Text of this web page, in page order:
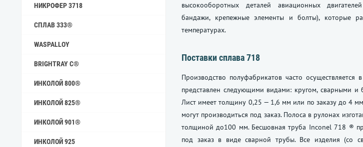
НИКРОФЕР 3718
СПЛАВ 333®
WASPALLOY
BRIGHTRAY C®
ИНКОЛОЙ 800®
ИНКОЛОЙ 825®
ИНКОЛОЙ 901®
ИНКОЛОЙ 925
высокооборотных деталей авиационных
бандажи, крепежные элементы и болты), которые
температурах.
Поставки сплава 718
Производство полуфабрикатов часто
представлен следующими видами: кругом, сварными
Лист имеет толщину 0,25 — 1,6 мм или по заказу до 4
могут производиться под заказ. Полоса в рулонах
толщиной до100 мм. Бесшовная труба Inconel 718 ®
под заказ в виде сварной трубы. Все изделия (со